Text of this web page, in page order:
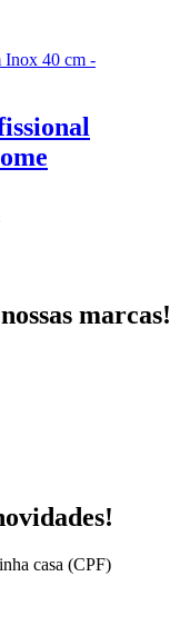
nossas marcas!
casa (CPF)